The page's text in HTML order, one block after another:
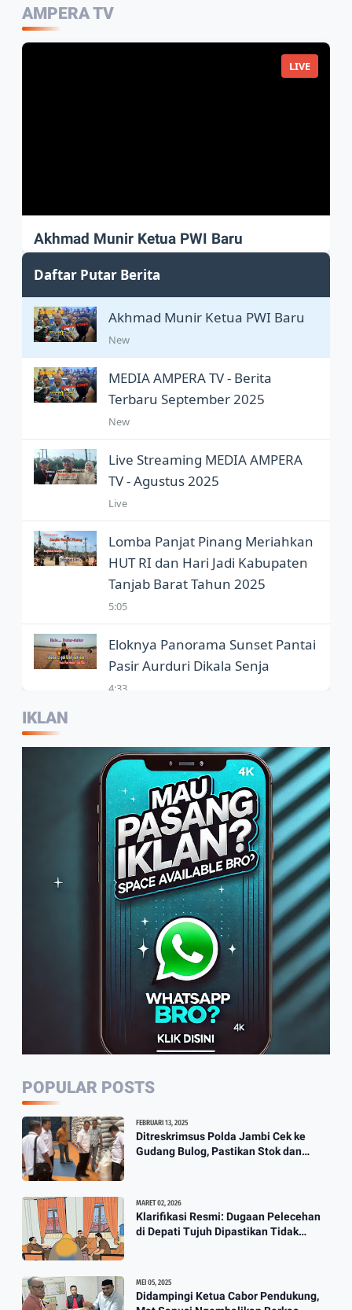
AMPERA TV
LIVE
Akhmad Munir Ketua PWI Baru
Akhmad Munir sah Pimpin PWI Pusat
Daftar Putar Berita
Akhmad Munir Ketua PWI Baru
New
MEDIA AMPERA TV - Berita
Terbaru September 2025
New
Live Streaming MEDIA AMPERA
TV - Agustus 2025
Live
Lomba Panjat Pinang Meriahkan
HUT RI dan Hari Jadi Kabupaten
Tanjab Barat Tahun 2025
5:05
Eloknya Panorama Sunset Pantai
Pasir Aurduri Dikala Senja
4:33
Wartawan Jadi Garda Terdepan
Penggunaan Bahasa Indonesia
2:07
Warga Sambut Baik Himbauan
Wali Kota Jambi Melaksanakan
GORO Massal Serentak
4:10
Arif Tetap Bertahan, Usaha
Rumahan Mengolah Air Nira Jadi
Gula Kelapa
PWI Jambi Rutin Setiap Tahun
Potong Hewan Qurban
2:35
Wali Kota Jambi Tidak Ada Lagi
Guru Honorer Semua Diangkat
Jadi P3K
3:12
Berkah Banjir, Yusuf Pembuat
Perahu Kebanjiran Orderan Bikin
Perahu
3:57
IKLAN
POPULAR POSTS
FEBRUARI 13, 2025
Ditreskrimsus Polda Jambi Cek ke
Gudang Bulog, Pastikan Stok dan
MARET 02, 2026
Klarifikasi Resmi: Dugaan Pelecehan
di Depati Tujuh Dipastikan Tidak
MEI 05, 2025
Didampingi Ketua Cabor Pendukung,